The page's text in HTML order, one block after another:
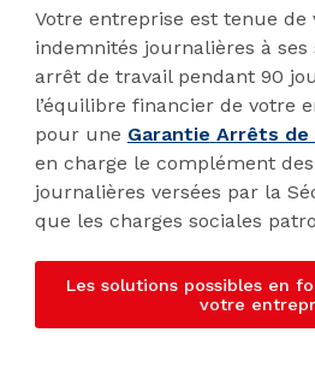
Votre entreprise est tenue de
indemnités journalières à
arrêt de travail pendant 90
l’équilibre financier de votre
pour une Garantie Arrêts de
en charge le complément
journalières versées par la
que les charges sociales
Les solutions possibles en
votre